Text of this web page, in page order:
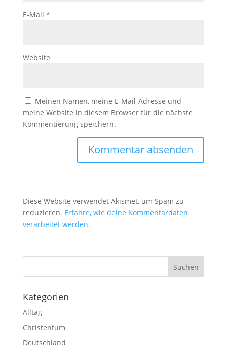
E-Mail *
Website
Meinen Namen, meine E-Mail-Adresse und
meine Website in diesem Browser für die nächste
Kommentierung speichern.
Diese Website verwendet Akismet, um Spam zu
reduzieren. Erfahre, wie deine Kommentardaten
verarbeitet werden.
Kategorien
Alltag
Christentum
Deutschland